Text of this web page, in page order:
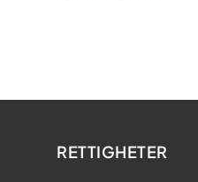
RETTIGHETER